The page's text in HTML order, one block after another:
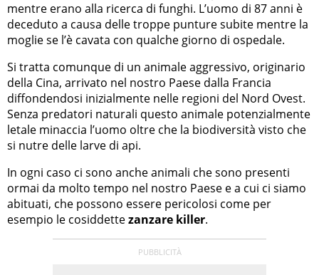
mentre erano alla ricerca di funghi. L’uomo di 87 anni è
deceduto a causa delle troppe punture subite mentre la
moglie se l’è cavata con qualche giorno di ospedale.
Si tratta comunque di un animale aggressivo, originario
della Cina, arrivato nel nostro Paese dalla Francia
diffondendosi inizialmente nelle regioni del Nord Ovest.
Senza predatori naturali questo animale potenzialmente
letale minaccia l’uomo oltre che la biodiversità visto che
si nutre delle larve di api.
In ogni caso ci sono anche animali che sono presenti
ormai da molto tempo nel nostro Paese e a cui ci siamo
abituati, che possono essere pericolosi come per
esempio le cosiddettezanzare killer.